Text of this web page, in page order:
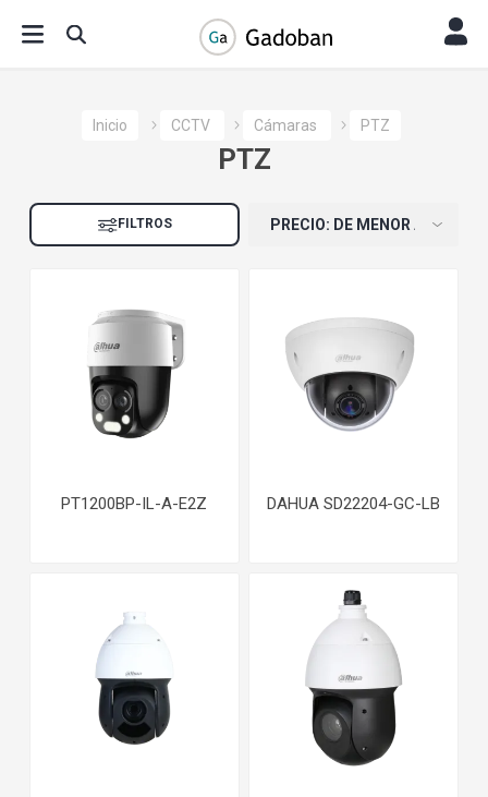
Inicio CCTV Cámaras PTZ
PTZ
FILTROS
PT1200BP-IL-A-E2Z DAHUA SD22204-GC-LB